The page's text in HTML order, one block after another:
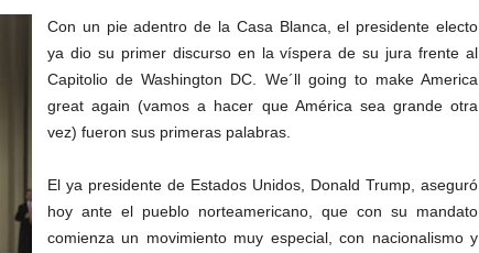
Con un pie adentro de la Casa Blanca, el presidente electo
ya dio su primer discurso en la víspera de su jura frente al
Capitolio de Washington DC. We´ll going to make America
great again (vamos a hacer que América sea grande otra
vez) fueron sus primeras palabras.
El ya presidente de Estados Unidos, Donald Trump, aseguró
hoy ante el pueblo norteamericano, que con su mandato
comienza un movimiento muy especial, con nacionalismo y